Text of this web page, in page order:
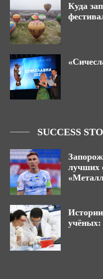
Куда
SUCCESS
лучших
учёных: